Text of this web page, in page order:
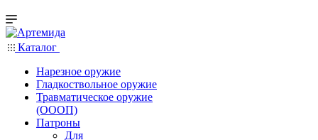
Каталог
Нарезное оружие
Гладкоствольное оружие
Травматическое оружие
(ОООП)
Патроны
Для